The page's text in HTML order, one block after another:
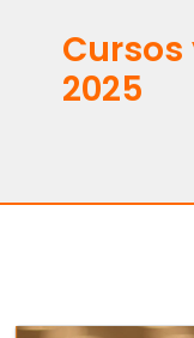
2025